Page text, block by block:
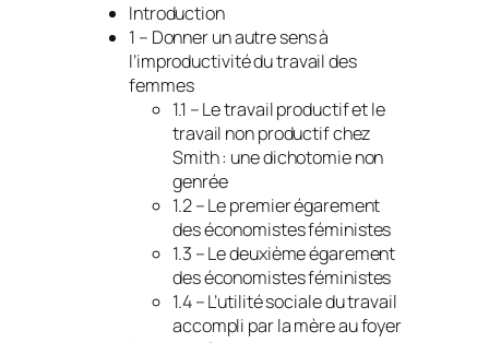
Introduction
1 – Donner un autre sens à
l’improductivité du travail des
femmes
1.1 – Le travail productif et le
travail non productif chez
Smith : une dichotomie non
genrée
1.2 – Le premier égarement
des économistes féministes
1.3 – Le deuxième égarement
des économistes féministes
1.4 – L’utilité sociale du travail
accompli par la mère au foyer